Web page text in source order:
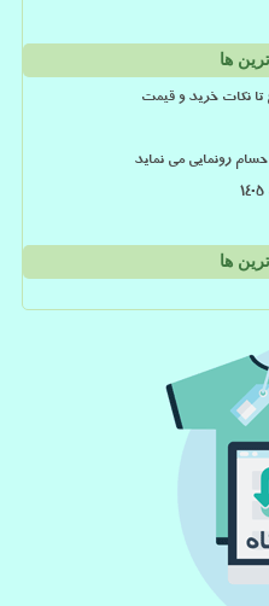
ها
تا نکات خرید و قیمت
رونمایی می نماید
ها